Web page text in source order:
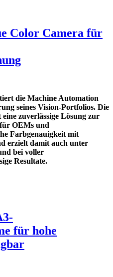
Color Camera für
die Machine Automation
seines Vision-Portfolios. Die
zuverlässige Lösung zur
OEMs und
Farbgenauigkeit mit
erzielt damit auch unter
bei voller
Resultate.
für hohe